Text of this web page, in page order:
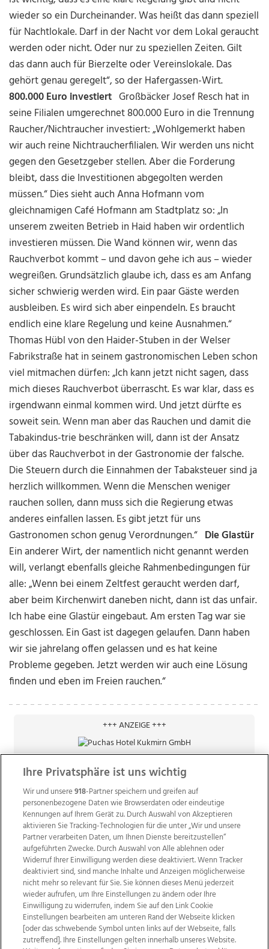
wieder so ein Durcheinander. Was heißt das dann speziell
für Nachtlokale. Darf in der Nacht vor dem Lokal geraucht
werden oder nicht. Oder nur zu speziellen Zeiten. Gilt
das dann auch für Bierzelte oder Vereinslokale. Das
gehört genau geregelt“, so der Hafergassen-Wirt.
800.000 Euro investiert Großbäcker Josef Resch hat in
seine Filialen umgerechnet 800.000 Euro in die Trennung
Raucher/Nichtraucher investiert: „Wohlgemerkt haben
wir auch reine Nichtraucherfilialen. Wir werden uns nicht
gegen den Gesetzgeber stellen. Aber die Forderung
bleibt, dass die Investitionen abgegolten werden
müssen.“ Dies sieht auch Anna Hofmann vom
gleichnamigen Café Hofmann am Stadtplatz so: „In
unserem zweiten Betrieb in Haid haben wir ordentlich
investieren müssen. Die Wand können wir, wenn das
Rauchverbot kommt – und davon gehe ich aus – wieder
wegreißen. Grundsätzlich glaube ich, dass es am Anfang
sicher schwierig werden wird. Ein paar Gäste werden
ausbleiben. Es wird sich aber einpendeln. Es braucht
endlich eine klare Regelung und keine Ausnahmen.“
Thomas Hübl von den Haider-Stuben in der Welser
Fabrikstraße hat in seinem gastronomischen Leben schon
viel mitmachen dürfen: „Ich kann jetzt nicht sagen, dass
mich dieses Rauchverbot überrascht. Es war klar, dass es
irgendwann einmal kommen wird. Und jetzt dürfte es
soweit sein. Wenn man aber das Rauchen und damit die
Tabakindus-trie beschränken will, dann ist der Ansatz
über das Rauchverbot in der Gastronomie der falsche.
Die Steuern durch die Einnahmen der Tabaksteuer sind ja
herzlich willkommen. Wenn die Menschen weniger
rauchen sollen, dann muss sich die Regierung etwas
anderes einfallen lassen. Es gibt jetzt für uns
Gastronomen schon genug Verordnungen.“ Die Glastür
Ein anderer Wirt, der namentlich nicht genannt werden
will, verlangt ebenfalls gleiche Rahmenbedingungen für
alle: „Wenn bei einem Zeltfest geraucht werden darf,
aber beim Kirchenwirt daneben nicht, dann ist das unfair.
Ich habe eine Glastür eingebaut. Am ersten Tag war sie
geschlossen. Ein Gast ist dagegen gelaufen. Dann haben
wir sie jahrelang offen gelassen und es hat keine
Probleme gegeben. Jetzt werden wir auch eine Lösung
finden und eben im Freien rauchen.“
+++ ANZEIGE +++
Wir über uns Mediadaten Kontakt
Jobs
Datenschutz
Impressum
AGB Anzeigekunden
Ihre Privatsphäre ist uns wichtig
Wir und unsere918-Partner speichern und greifen auf
personenbezogene Daten wie Browserdaten oder eindeutige
Kennungen auf Ihrem Gerät zu. Durch Auswahl von Akzeptieren
aktivieren Sie Tracking-Technologien für die unter „Wir und unsere
Partner verarbeiten Daten, um Ihnen Dienste bereitzustellen“
aufgeführten Zwecke. Durch Auswahl von Alle ablehnen oder
Widerruf Ihrer Einwilligung werden diese deaktiviert. Wenn Tracker
deaktiviert sind, sind manche Inhalte und Anzeigen möglicherweise
nicht mehr so relevant für Sie. Sie können dieses Menü jederzeit
wieder aufrufen, um Ihre Einstellungen zu ändern oder Ihre
Einwilligung zu widerrufen, indem Sie auf den Link Cookie
Einstellungen bearbeiten am unteren Rand der Webseite klicken
[oder das schwebende Symbol unten links auf der Webseite, falls
zutreffend]. Ihre Einstellungen gelten innerhalb unseres Website.